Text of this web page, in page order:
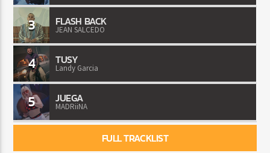
3 FLASH BACK
JEAN SALCEDO
4 TUSY
Landy Garcia
5 JUEGA
MADRiiNA
FULL TRACKLIST